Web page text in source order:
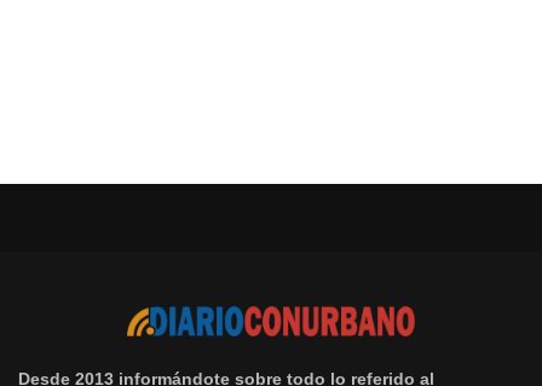
Desde 2013 informándote sobre todo lo referido al